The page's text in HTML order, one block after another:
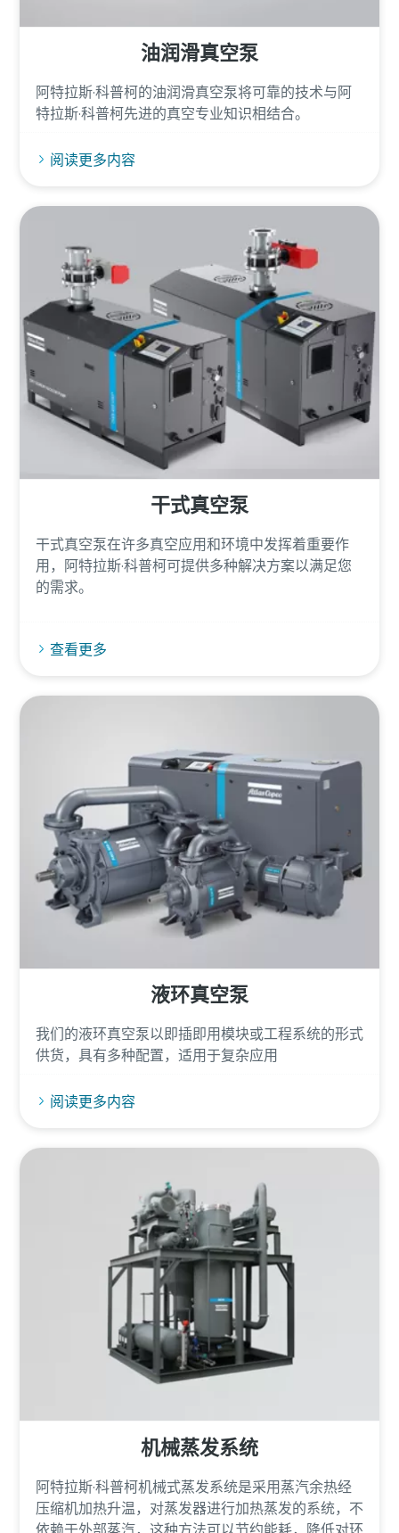
油润滑真空泵
阿特拉斯·科普柯的油润滑真空泵将可靠的技术与阿
特拉斯·科普柯先进的真空专业知识相结合。
阅读更多内容
干式真空泵
干式真空泵在许多真空应用和环境中发挥着重要作
用，阿特拉斯·科普柯可提供多种解决方案以满足您
的需求。
查看更多
液环真空泵
我们的液环真空泵以即插即用模块或工程系统的形式
供货，具有多种配置，适用于复杂应用
阅读更多内容
机械蒸发系统
阿特拉斯·科普柯机械式蒸发系统是采用蒸汽余热经
压缩机加热升温，对蒸发器进行加热蒸发的系统，不
依赖于外部蒸汽，这种方法可以节约能耗，降低对环
提交
提交
提交